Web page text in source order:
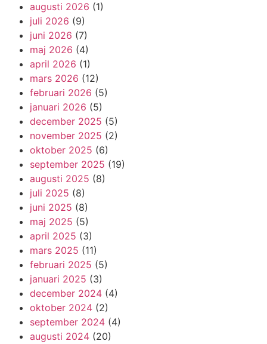
augusti 2026 (1)
juli 2026 (9)
juni 2026 (7)
maj 2026 (4)
april 2026 (1)
mars 2026 (12)
februari 2026 (5)
januari 2026 (5)
december 2025 (5)
november 2025 (2)
oktober 2025 (6)
september 2025 (19)
augusti 2025 (8)
juli 2025 (8)
juni 2025 (8)
maj 2025 (5)
april 2025 (3)
mars 2025 (11)
februari 2025 (5)
januari 2025 (3)
december 2024 (4)
oktober 2024 (2)
september 2024 (4)
augusti 2024 (20)